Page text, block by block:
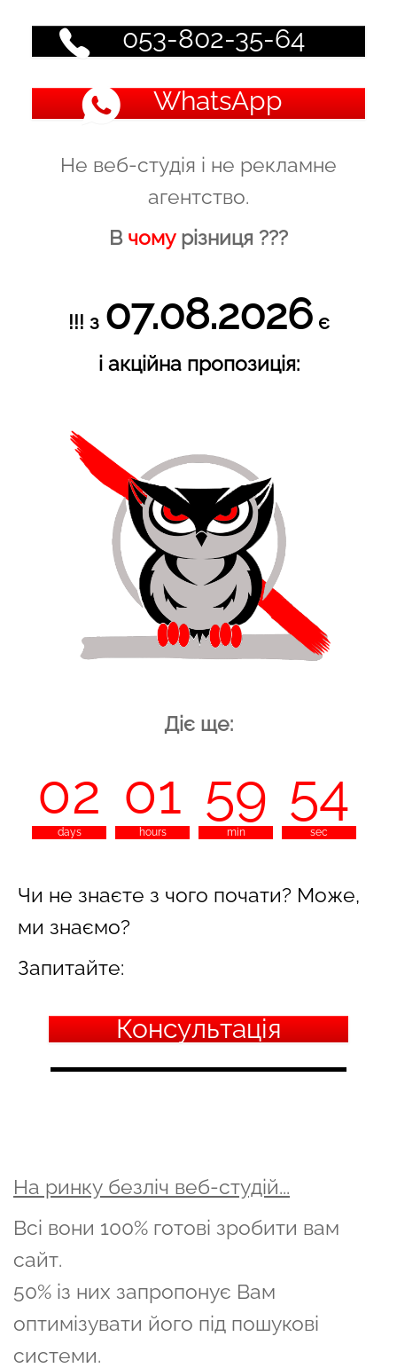
053-802-35-64
WhatsApp
Не веб-студія і не рекламне
агентство.
В чомурізниця ???
!!! з 07.08.2026є
і акційна пропозиція:
Діє ще:
02
days
01
hours
59
min 53
52
sec
Чи не знаєте з чого почати? Може,
ми знаємо?
Запитайте:
Консультація
На ринку безліч веб-студій...
Всі вони 100% готові зробити вам
сайт.
50% із них запропонує Вам
оптимізувати його під пошукові
системи.